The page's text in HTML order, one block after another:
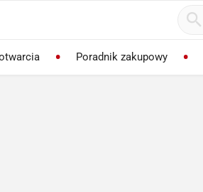
Poradnik zakupowy